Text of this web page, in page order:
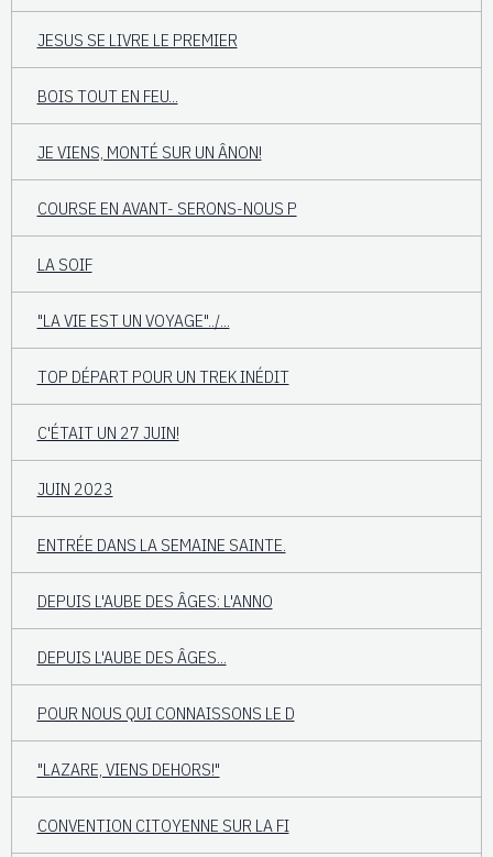
JESUS SE LIVRE LE PREMIER
BOIS TOUT EN FEU...
JE VIENS, MONTÉ SUR UN ÂNON!
COURSE EN AVANT- SERONS-NOUS P
LA SOIF
"LA VIE EST UN VOYAGE"../...
TOP DÉPART POUR UN TREK INÉDIT
C'ÉTAIT UN 27 JUIN!
JUIN 2023
ENTRÉE DANS LA SEMAINE SAINTE.
DEPUIS L'AUBE DES ÂGES: L'ANNO
DEPUIS L'AUBE DES ÂGES...
POUR NOUS QUI CONNAISSONS LE D
"LAZARE, VIENS DEHORS!"
CONVENTION CITOYENNE SUR LA FI